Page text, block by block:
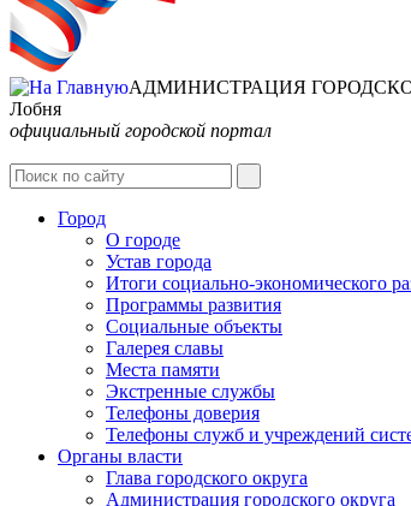
АДМИНИСТРАЦИЯ
Лобня
официальный городской портал
Город
О городе
Устав города
Итоги социально-экономического
Программы развития
Социальные объекты
Галерея славы
Места памяти
Экстренные службы
Телефоны доверия
Телефоны служб и учреждений
Органы власти
Глава городского округа
Администрация городcкого округа